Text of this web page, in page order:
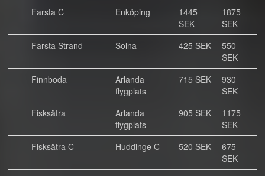
Farsta C
Enköping
1445
SEK
1875
SEK
Farsta Strand
Solna 425 SEK
550
SEK
Finnboda
Arlanda
flygplats
715 SEK
930
SEK
Fisksätra
Arlanda
flygplats
905 SEK
1175
SEK
Fisksätra C
Huddinge C 520 SEK
675
SEK